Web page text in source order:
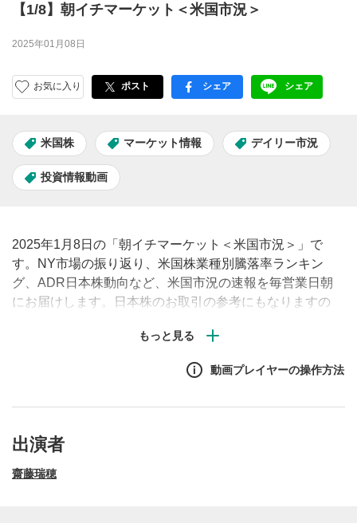
【1/8】朝イチマーケット＜米国市況＞
2025年01月08日
お気に入り ポスト facebook
シェア LINE
シェア
米国株 マーケット情報 デイリー市況
投資情報動画
2025年1月8日の「朝イチマーケット＜米国市況＞」で
す。NY市場の振り返り、米国株業種別騰落率ランキン
グ、ADR日本株動向など、米国市況の速報を毎営業日朝
にお届けします。日本株のお取引の参考にもなりますの
動画プレイヤーの操作方法
出演者
齋藤瑞穂